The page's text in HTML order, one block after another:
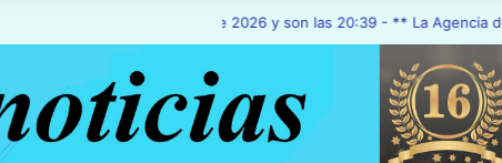
Viernes 7 de Agosto de 2026 y son las 20:39 - ** La Agencia de